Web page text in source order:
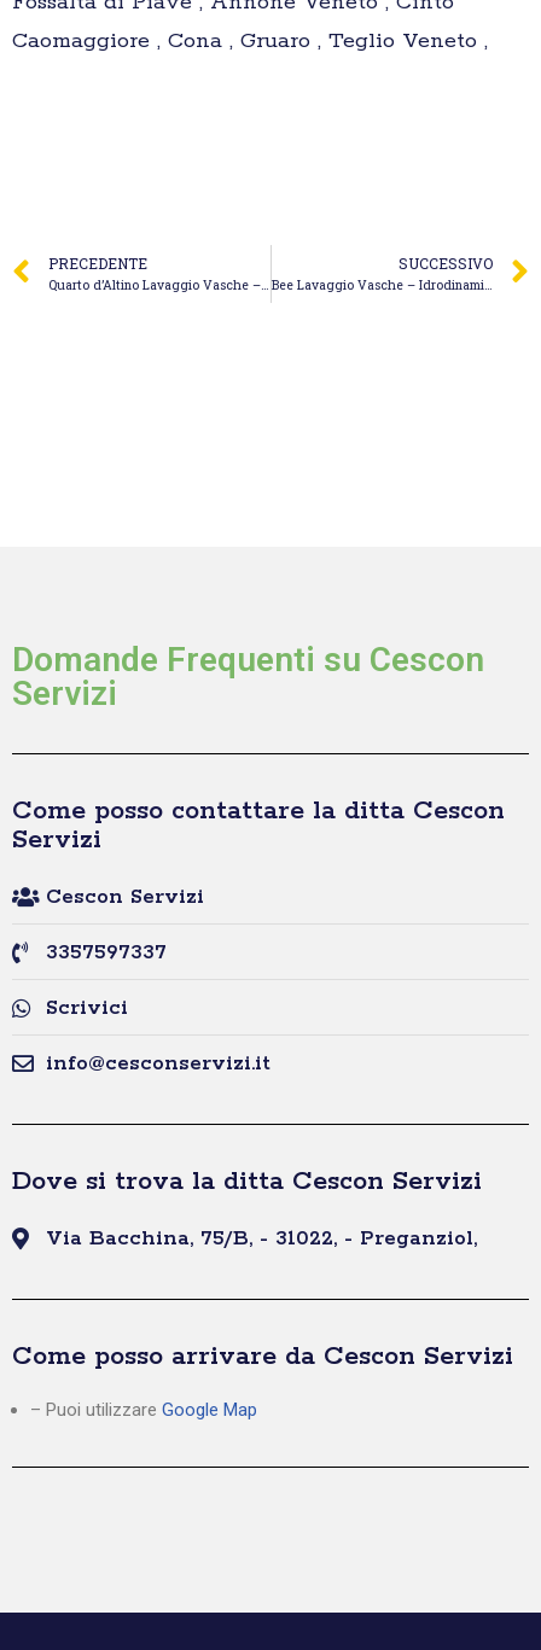
Caomaggiore , Cona , Gruaro , Teglio Veneto ,
PRECEDENTE
Quarto d’Altino Lavaggio Vasche – Zanotto Giorgio Servizi Ecologici
SUCCESSIVO
Bee Lavaggio Vasche – Idrodinamica Vco Eco Spurghi
Domande Frequenti su Cescon
Servizi
Come posso contattare la ditta Cescon
Servizi
Cescon Servizi
3357597337
Scrivici
info@cesconservizi.it
Dove si trova la ditta Cescon Servizi
Via Bacchina, 75/B, - 31022, - Preganziol,
Come posso arrivare da Cescon Servizi
– Puoi utilizzare Google Map